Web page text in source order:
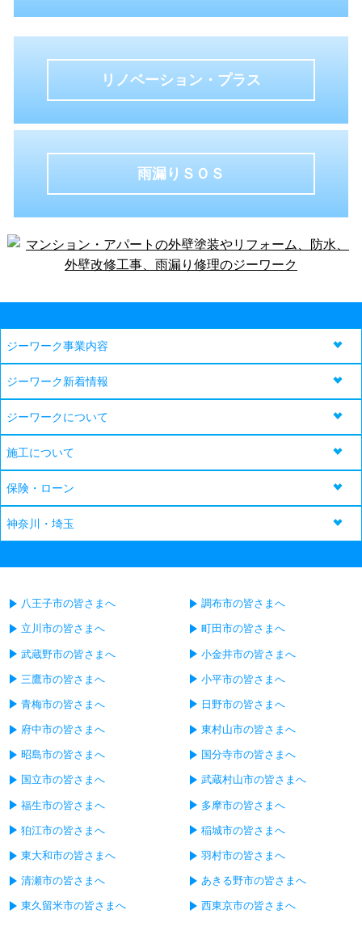
リノベーション・プラス
雨漏りＳＯＳ
ジーワーク事業内容
ジーワーク新着情報
ジーワークについて
施工について
保険・ローン
神奈川・埼玉
八王子市の皆さまへ
立川市の皆さまへ
武蔵野市の皆さまへ
三鷹市の皆さまへ
青梅市の皆さまへ
府中市の皆さまへ
昭島市の皆さまへ
調布市の皆さまへ
町田市の皆さまへ
小金井市の皆さまへ
小平市の皆さまへ
日野市の皆さまへ
東村山市の皆さまへ
国分寺市の皆さまへ
国立市の皆さまへ
福生市の皆さまへ
狛江市の皆さまへ
東大和市の皆さまへ
清瀬市の皆さまへ
東久留米市の皆さまへ
武蔵村山市の皆さまへ
多摩市の皆さまへ
稲城市の皆さまへ
羽村市の皆さまへ
あきる野市の皆さまへ
西東京市の皆さまへ